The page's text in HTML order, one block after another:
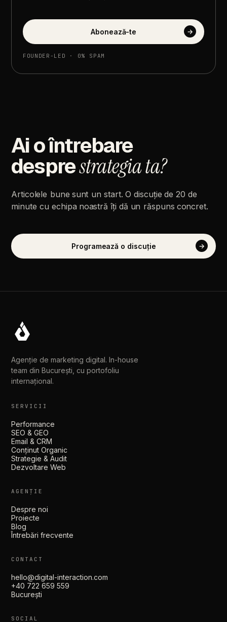
Abonează-te →
FOUNDER-LED · 0% SPAM
Aioîntrebare
desprestrategiata?
Articolele bune sunt un start. O discuție de 20 de
minute cu echipa noastră îți dă un răspuns concret.
Programează o discuție →
Agenție de marketing digital. In-house
team din București, cu portofoliu
internațional.
SERVICII
Performance
SEO & GEO
Email & CRM
Conținut Organic
Strategie & Audit
Dezvoltare Web
AGENȚIE
Despre noi
Proiecte
Blog
Întrebări frecvente
CONTACT
hello@digital-interaction.com
+40 722 659 559
București
SOCIAL